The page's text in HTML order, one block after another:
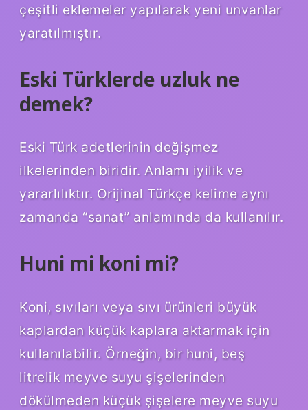
çeşitli eklemeler yapılarak yeni unvanlar
yaratılmıştır.
Eski Türklerde uzluk ne
demek?
Eski Türk adetlerinin değişmez
ilkelerinden biridir. Anlamı iyilik ve
yararlılıktır. Orijinal Türkçe kelime aynı
zamanda “sanat” anlamında da kullanılır.
Huni mi koni mi?
Koni, sıvıları veya sıvı ürünleri büyük
kaplardan küçük kaplara aktarmak için
kullanılabilir. Örneğin, bir huni, beş
litrelik meyve suyu şişelerinden
dökülmeden küçük şişelere meyve suyu